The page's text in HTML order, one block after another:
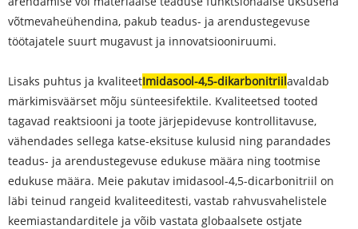
võtmevaheühendina, pakub teadus- ja arendustegevuse
töötajatele suurt mugavust ja innovatsiooniruumi.
Lisaks puhtus ja kvaliteetImidasool-4,5-dikarbonitriilavaldab
märkimisväärset mõju sünteesifektile. Kvaliteetsed tooted
tagavad reaktsiooni ja toote järjepidevuse kontrollitavuse,
vähendades sellega katse-eksituse kulusid ning parandades
teadus- ja arendustegevuse edukuse määra ning tootmise
edukuse määra. Meie pakutav imidasool-4,5-dicarbonitriil on
läbi teinud rangeid kvaliteeditesti, vastab rahvusvahelistele
keemiastandarditele ja võib vastata globaalsete ostjate